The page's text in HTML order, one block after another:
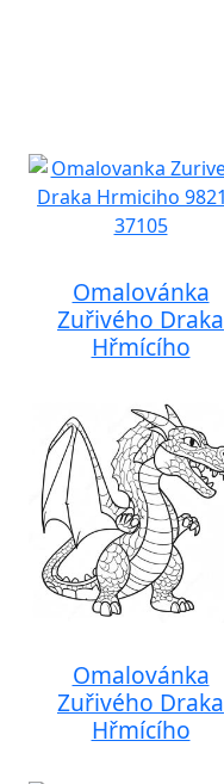
Omalovánka
Zuřivého Draka
Hřmícího
Omalovánka
Zuřivého Draka
Hřmícího